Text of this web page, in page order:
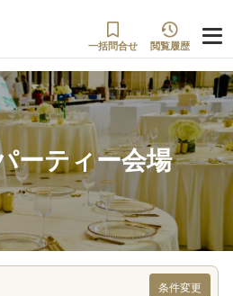
一括問合せ 閲覧履歴
ーティー会場
条件変更